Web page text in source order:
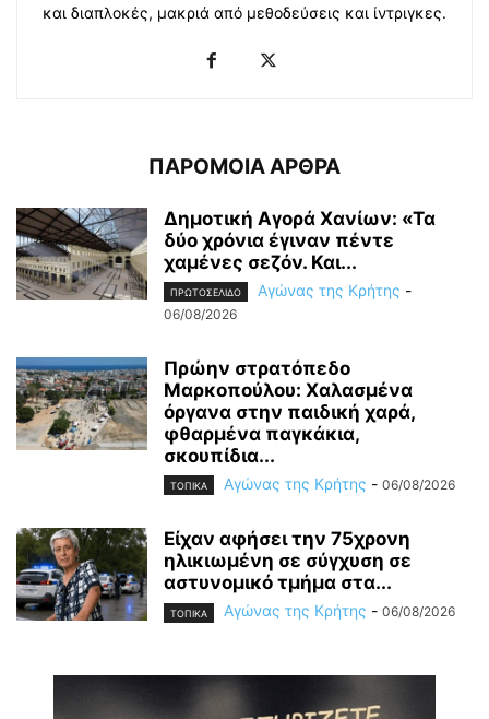
και διαπλοκές, μακριά από μεθοδεύσεις και ίντριγκες.
ΠΑΡΟΜΟΙΑ ΑΡΘΡΑ
Δημοτική Αγορά Χανίων: «Τα
δύο χρόνια έγιναν πέντε
χαμένες σεζόν. Και...
ΠΡΩΤΟΣΕΛΙΔΟ Αγώνας της Κρήτης -
06/08/2026
Πρώην στρατόπεδο
Μαρκοπούλου: Χαλασμένα
όργανα στην παιδική χαρά,
φθαρμένα παγκάκια,
σκουπίδια...
ΤΟΠΙΚΑ Αγώνας της Κρήτης - 06/08/2026
Είχαν αφήσει την 75χρονη
ηλικιωμένη σε σύγχυση σε
αστυνομικό τμήμα στα...
ΤΟΠΙΚΑ Αγώνας της Κρήτης - 06/08/2026